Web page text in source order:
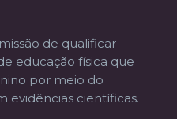
de qualificar
educação física que
por meio do
evidências científicas.